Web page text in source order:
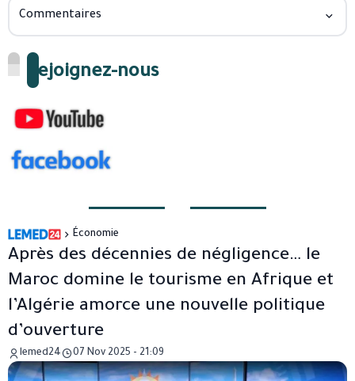
Commentaires
Rejoignez-nous
Économie
Après des décennies de négligence… le
Maroc domine le tourisme en Afrique et
l’Algérie amorce une nouvelle politique
d’ouverture
lemed24 07 Nov 2025 - 21:09